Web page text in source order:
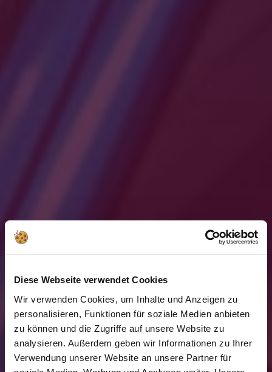
Diese Webseite verwendet Cookies
Wir verwenden Cookies, um Inhalte und Anzeigen zu
personalisieren, Funktionen für soziale Medien anbieten
zu können und die Zugriffe auf unsere Website zu
analysieren. Außerdem geben wir Informationen zu Ihrer
Verwendung unserer Website an unsere Partner für